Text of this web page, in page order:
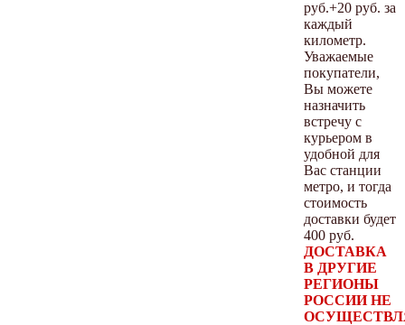
руб.+20 руб. за
каждый
километр.
Уважаемые
покупатели,
Вы можете
назначить
встречу с
курьером в
удобной для
Вас станции
метро, и тогда
стоимость
доставки будет
400 руб.
ДОСТАВКА
В ДРУГИЕ
РЕГИОНЫ
РОССИИ НЕ